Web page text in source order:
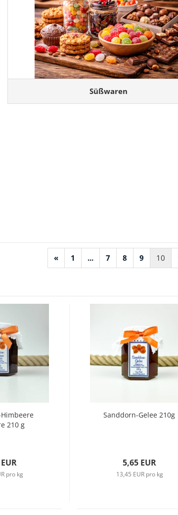
Süßwaren
« 1 ... 7 8 9 10
210 g
pro kg
Sanddorn-Gelee 210g
5,65 EUR
13,45 EUR pro kg